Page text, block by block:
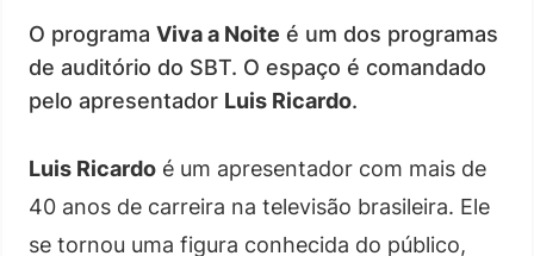
O programa Viva a Noite é um dos programas
de auditório do SBT. O espaço é comandado
pelo apresentador Luis Ricardo.
Luis Ricardo é um apresentador com mais de
40 anos de carreira na televisão brasileira. Ele
se tornou uma figura conhecida do público,